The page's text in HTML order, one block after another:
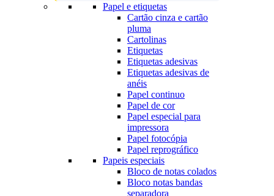
Papel e etiquetas
Cartão cinza e cartão
pluma
Cartolinas
Etiquetas
Etiquetas adesivas
Etiquetas adesivas de
anéis
Papel continuo
Papel de cor
Papel especial para
impressora
Papel fotocópia
Papel reprográfico
Papeis especiais
Bloco de notas colados
Bloco notas bandas
separadora